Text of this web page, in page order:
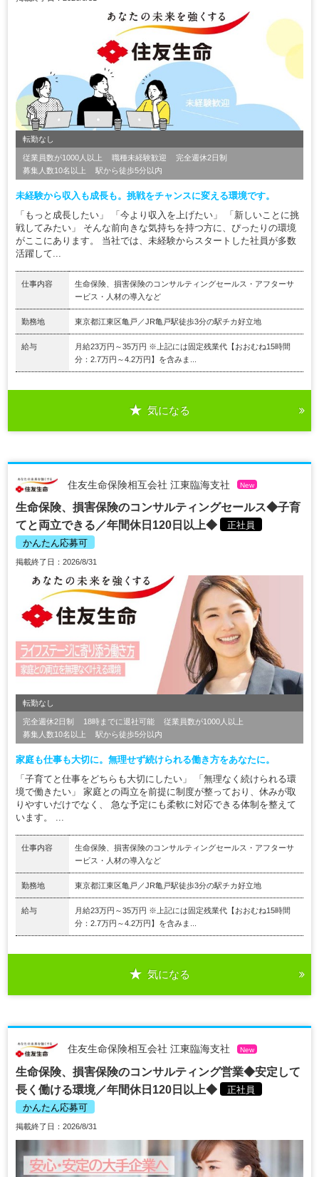
転勤なし
従業員数が1000人以上 職種未経験歓迎
完全週休2日制
募集人数10名以上
駅から徒歩5分以内
未経験から収入も成長も。挑戦をチャンスに変える環境です。
「もっと成長したい」 「今より収入を上げたい」 「新しいことに挑
戦してみたい」 そんな前向きな気持ちを持つ方に、ぴったりの環境
がここにあります。 当社では、未経験からスタートした社員が多数
活躍して...
仕事内容
生命保険、損害保険のコンサルティングセールス・アフターサ
ービス・人材の導入など
勤務地 東京都江東区亀戸／JR亀戸駅徒歩3分の駅チカ好立地
給与
月給23万円～35万円 ※上記には固定残業代【おおむね15時間
分：2.7万円～4.2万円】を含みま...
気になる
住友生命保険相互会社 江東臨海支社 New
生命保険、損害保険のコンサルティングセールス◆子育
てと両立できる／年間休日120日以上◆
正社員
かんたん応募可
掲載終了日：2026/8/31
転勤なし
完全週休2日制 18時までに退社可能
従業員数が1000人以上
募集人数10名以上
駅から徒歩5分以内
家庭も仕事も大切に。無理せず続けられる働き方をあなたに。
「子育てと仕事をどちらも大切にしたい」 「無理なく続けられる環
境で働きたい」 家庭との両立を前提に制度が整っており、休みが取
りやすいだけでなく、 急な予定にも柔軟に対応できる体制を整えて
います。 ...
仕事内容
生命保険、損害保険のコンサルティングセールス・アフターサ
ービス・人材の導入など
勤務地 東京都江東区亀戸／JR亀戸駅徒歩3分の駅チカ好立地
給与
月給23万円～35万円 ※上記には固定残業代【おおむね15時間
分：2.7万円～4.2万円】を含みま...
気になる
住友生命保険相互会社 江東臨海支社 New
生命保険、損害保険のコンサルティング営業◆安定して
長く働ける環境／年間休日120日以上◆
正社員
かんたん応募可
掲載終了日：2026/8/31